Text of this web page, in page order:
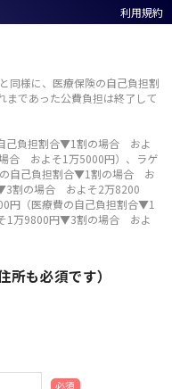
利用規約
同様に、医療保険の自己負担割
まであった公費負担は終了して
己負担割合▼1割の場合 およ
合 およそ1万5000円）、ラゲ
の自己負担割合▼1割の場合 お
割の場合 およそ2万8200
円（医療費の自己負担割合▼1
1万9800円▼3割の場合 およ
も必須です）
必須